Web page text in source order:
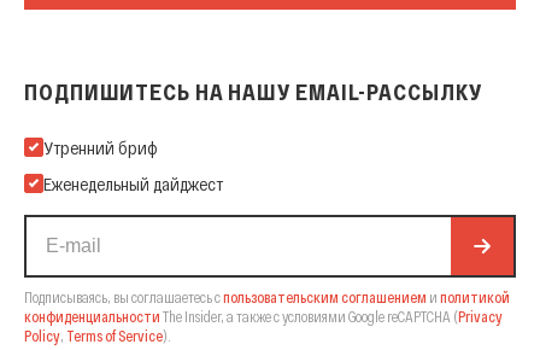
ПОДПИШИТЕСЬ НА НАШУ EMAIL-РАССЫЛКУ
Подпишитесь на нашу Email-рассылку
Утренний бриф
Еженедельный дайджест
Подписываясь, вы соглашаетесь спользовательским соглашением и политикой
конфиденциальности The Insider, а также с условиями Google reCAPTCHA (Privacy
Policy, Terms of Service).